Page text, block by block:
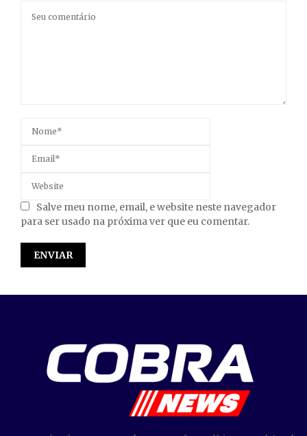
Salve meu nome, email, e website neste navegador
para ser usado na próxima ver que eu comentar.